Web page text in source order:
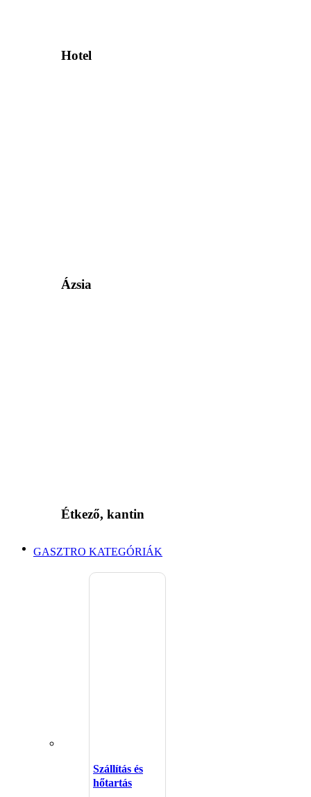
Hotel
Ázsia
Étkező, kantin
GASZTRO KATEGÓRIÁK
Szállítás és
hőtartás